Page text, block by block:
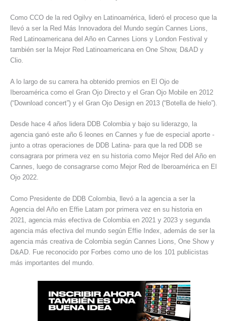
Como CCO de la red Ogilvy en Latinoamérica, lideró el proceso que la
llevó a ser la Red Más Innovadora del Mundo según Cannes Lions,
Red Latinoamericana del Año en Cannes Lions y London Festival y
también ser la Mejor Red Latinoamericana en One Show, D&AD y
Clio.
A lo largo de su carrera ha obtenido premios en El Ojo de
Iberoamérica como el Gran Ojo Directo y el Gran Ojo Mobile en 2012
(“Download concert”) y el Gran Ojo Design en 2013 (“Botella de hielo”).
Desde hace 4 años lidera DDB Colombia y bajo su liderazgo, la
agencia ganó este año 6 leones en Cannes y fue de especial aporte -
junto a otras operaciones de DDB Latina- para que la red DDB se
consagrara por primera vez en su historia como Mejor Red del Año en
Cannes, luego de consagrarse como Mejor Red de Iberoamérica en El
Ojo 2022.
Como Presidente de DDB Colombia, llevó a la agencia a ser la
Agencia del Año en Effie Latam por primera vez en su historia en
2021, agencia más efectiva de Colombia en 2021 y 2023 y segunda
agencia más efectiva del mundo según Effie Index, además de ser la
agencia más creativa de Colombia según Cannes Lions, One Show y
D&AD. Fue reconocido por Forbes como uno de los 101 publicistas
más importantes del mundo.